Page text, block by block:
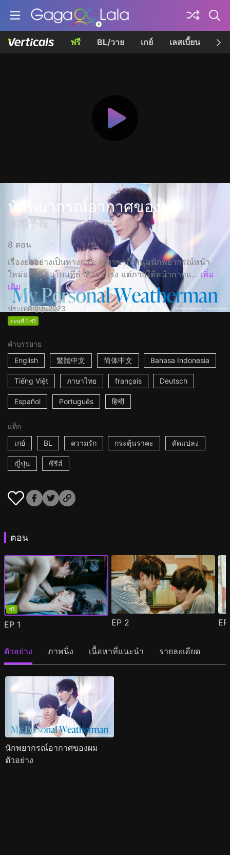
ฟรี BL/วาย เกย์ เลสเบี้ยน เค
นักพยากรณ์อากาศของผม
体感予報
8 ตอน
เรื่องย่ออย่างเป็นทางการ: เซงาซากิ หนุ่มนักพยากรณ์หน้า
ใหม่แสนอ่อนโยนที่กำลังมาแรง แต่ภายใต้หน้ากากแ... เพิ่ม
เติม
ประเทศญี่ปุ่น2023
ตอนที่ 1 ฟรี
คำบรรยาย
English
繁體中文 简体中文 Bahasa Indonesia
Tiếng Việt ภาษาไทย français Deutsch
Español Português हिन्दी
แท็ก
เกย์
BL ความรัก กระตุ้นราคะ ดัดแปลง
ญี่ปุ่น ซีรีส์
ตอน
ฟรี
EP 1 EP 2
ตัวอย่าง ภาพนิ่ง เนื้อหาที่แนะนำ รายละเอียด
นักพยากรณ์อากาศของผม
ตัวอย่าง